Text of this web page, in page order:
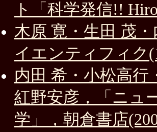
ト「科学発信!!
木原 寛・生田 茂
イエンティフィク
内田 希・小松高行
紅野安彦，「ニュ
学」，朝倉書店